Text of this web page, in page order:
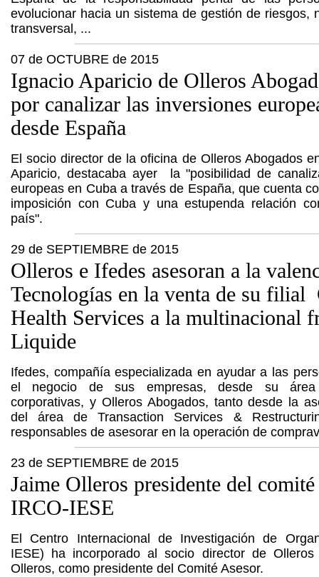
evolucionar hacia un sistema de gestión de riesgos,
transversal, ...
07 de OCTUBRE de 2015
Ignacio Aparicio de Olleros
por canalizar las inversiones
desde España
El socio director de la oficina de Olleros Abogados
Aparicio, destacaba ayer la "posibilidad de
europeas en Cuba a través de España, que cuenta
imposición con Cuba y una estupenda relación
país".
29 de SEPTIEMBRE de 2015
Olleros e Ifedes asesoran a la
Tecnologías en la venta de su filial
Health Services a la multinacional
Liquide
Ifedes, compañía especializada en ayudar a las
el negocio de sus empresas, desde su área
corporativas, y Olleros Abogados, tanto desde la
del área de Transaction Services &
responsables de asesorar en la operación de
23 de SEPTIEMBRE de 2015
Jaime Olleros presidente del comité
IRCO-IESE
El Centro Internacional de Investigación de
IESE) ha incorporado al socio director de Olleros
Olleros, como presidente del Comité Asesor.